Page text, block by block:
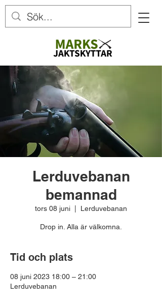
Lerduvebanan
bemannad
tors 08 juni Lerduvebanan
Drop in. Alla är välkomna.
Tid och plats
08 juni 2023 18:00 – 21:00
Lerduvebanan